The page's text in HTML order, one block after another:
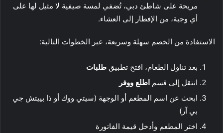
مريحة على شاطئ دبي، تُضفي لمسة صيفية لا مثيل لها على
أي وجبة، من الإفطار إلى العشاء.
الاستفادة من الخصم سهلة وسريعة، عبر الخطوات التالية:
بعد تناول الطعام، افتح تطبيق طلبات
انتقل إلى قسم اطلع ووفر
ابحث عن اسم المطعم أو الوجهة (سيتي ووك أو ذا بييتش جي
بي آر)
اختر المطعم وأدخل قيمة الفاتورة